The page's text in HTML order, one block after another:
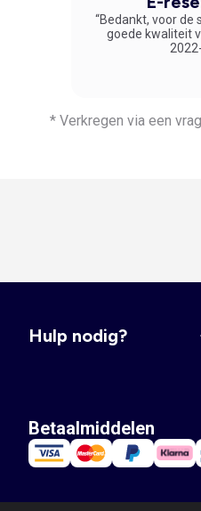
“Bedankt, voor de
goede kwaliteit
* Verkregen via een
Hulp nodig?
Betaalmiddelen